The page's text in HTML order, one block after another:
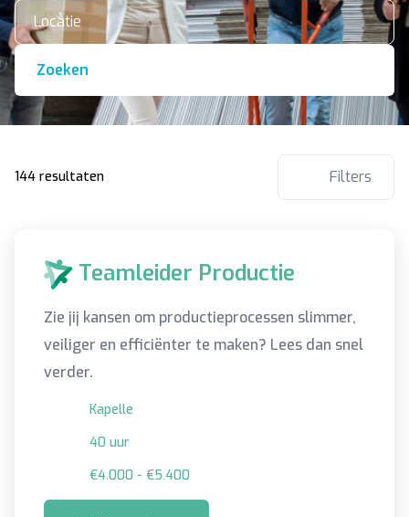
Locatie
Zoeken
144 resultaten Filters
Teamleider Productie
Zie jij kansen om productieprocessen slimmer,
veiliger en efficiënter te maken? Lees dan snel
verder.
Kapelle
40 uur
€4.000 - €5.400